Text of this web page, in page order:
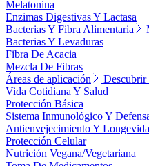
Melatonina
Enzimas Digestivas Y Lactasa
Bacterias Y Fibra Alimentaria
Bacterias Y Levaduras
Fibra De Acacia
Mezcla De Fibras
Áreas de aplicación
Descubrir
Vida Cotidiana Y Salud
Protección Básica
Sistema Inmunológico Y
Antienvejecimiento Y
Protección Celular
Nutrición Vegana/Vegetariana